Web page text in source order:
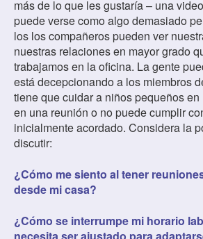
más de lo que les gustaría – una
puede verse como algo demasiado
los los compañeros pueden ver
nuestras relaciones en mayor grado
trabajamos en la oficina. La gente
está decepcionando a los miembros
tiene que cuidar a niños pequeños
en una reunión o no puede cumplir
inicialmente acordado. Considera la
discutir:
¿Cómo me siento al tener
desde mi casa?
¿Cómo se interrumpe mi horario
necesita ser ajustado para